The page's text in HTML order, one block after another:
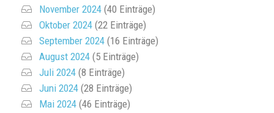
November 2024 (40 Einträge)
Oktober 2024 (22 Einträge)
September 2024 (16 Einträge)
August 2024 (5 Einträge)
Juli 2024 (8 Einträge)
Juni 2024 (28 Einträge)
Mai 2024 (46 Einträge)